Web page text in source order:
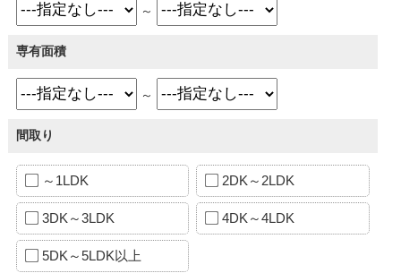
～
専有面積
～
間取り
～1LDK 2DK～2LDK
3DK～3LDK 4DK～4LDK
5DK～5LDK以上